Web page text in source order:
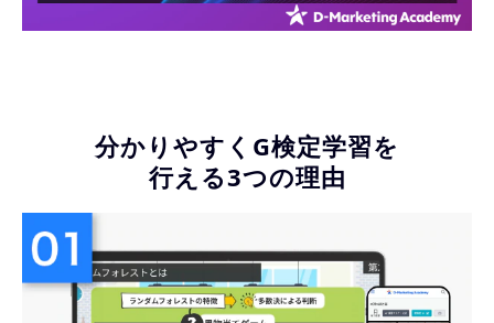
分かりやすくG検定学習を
行える3つの理由